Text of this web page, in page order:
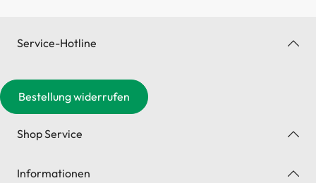
Service-Hotline
Bestellung widerrufen
Shop Service
Informationen